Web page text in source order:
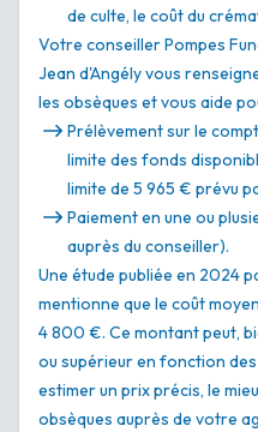
de culte, le coût du
Votre conseiller Pompes
Jean d'Angély vous
les obsèques et vous aide
Prélèvement sur le
limite des fonds
limite de 5 965 € prévu
Paiement en une ou
auprès du conseiller).
Une étude publiée en 2024
mentionne que le coût
4 800 €. Ce montant peut,
ou supérieur en fonction
estimer un prix précis, le
obsèques auprès de votre